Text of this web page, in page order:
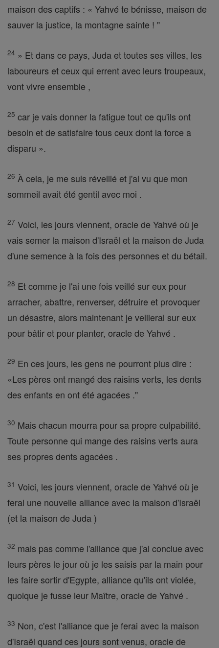
maison des captifs : « Yahvé te bénisse, maison de
sauver la justice, la montagne sainte ! "
24 » Et dans ce pays, Juda et toutes ses villes, les
laboureurs et ceux qui errent avec leurs troupeaux,
vont vivre ensemble ,
25 car je vais donner la fatigue tout ce qu'ils ont
besoin et de satisfaire tous ceux dont la force a
disparu ».
26 À cela, je me suis réveillé et j'ai vu que mon
sommeil avait été gentil avec moi .
27 Voici, les jours viennent, oracle de Yahvé où je
vais semer la maison d'Israël et la maison de Juda
d'une semence à la fois des personnes et du bétail.
28 Et comme je l'ai une fois veillé sur eux pour
arracher, abattre, renverser, détruire et provoquer
un désastre, alors maintenant je veillerai sur eux
pour bâtir et pour planter, oracle de Yahvé .
29 En ces jours, les gens ne pourront plus dire :
«Les pères ont mangé des raisins verts, les dents
des enfants en ont été agacées ."
30 Mais chacun mourra pour sa propre culpabilité.
Toute personne qui mange des raisins verts aura
ses propres dents agacées .
31 Voici, les jours viennent, oracle de Yahvé où je
ferai une nouvelle alliance avec la maison d'Israël
(et la maison de Juda )
32 mais pas comme l'alliance que j'ai conclue avec
leurs pères le jour où je les saisis par la main pour
les faire sortir d'Egypte, alliance qu'ils ont violée,
quoique je fusse leur Maître, oracle de Yahvé .
33 Non, c'est l'alliance que je ferai avec la maison
d'Israël quand ces jours sont venus, oracle de